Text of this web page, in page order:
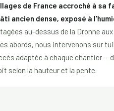
de France accroché à sa
ancien dense, exposé à
au-dessus de la Dronne
abords, nous intervenons sur
adaptée à chaque chantier —
selon la hauteur et la pente.